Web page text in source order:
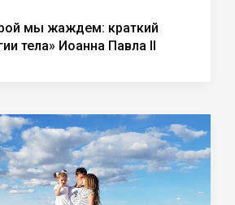
мы жаждем: краткий
тела» Иоанна Павла II